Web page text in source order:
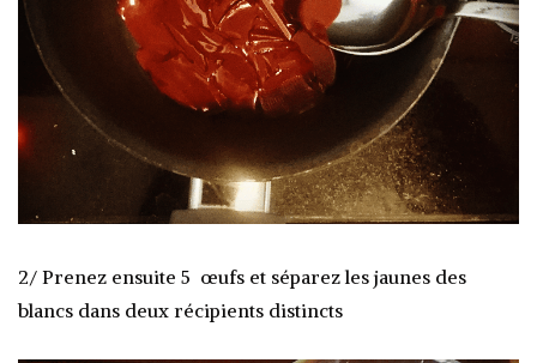
2/ Prenez ensuite 5 œufs et séparez les jaunes des
blancs dans deux récipients distincts